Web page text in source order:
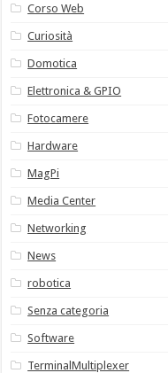
Corso Web
Curiosità
Domotica
Elettronica & GPIO
Fotocamere
Hardware
MagPi
Media Center
Networking
News
robotica
Senza categoria
Software
TerminalMultiplexer